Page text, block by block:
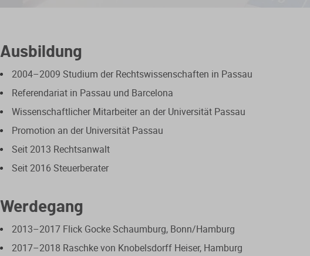
Ausbildung
2004–2009 Studium der Rechtswissenschaften in Passau
Referendariat in Passau und Barcelona
Wissenschaftlicher Mitarbeiter an der Universität Passau
Promotion an der Universität Passau
Seit 2013 Rechtsanwalt
Seit 2016 Steuerberater
Werdegang
2013–2017 Flick Gocke Schaumburg, Bonn/Hamburg
2017–2018 Raschke von Knobelsdorff Heiser, Hamburg